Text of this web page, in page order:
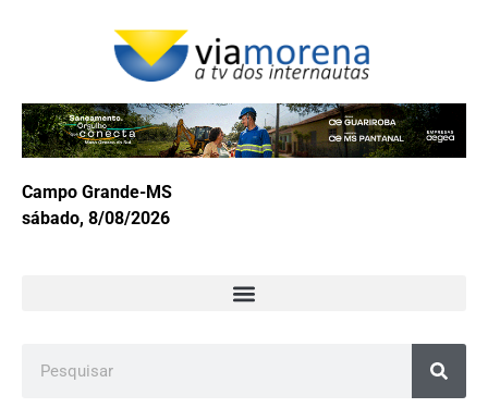
Campo Grande-MS
sábado, 8/08/2026